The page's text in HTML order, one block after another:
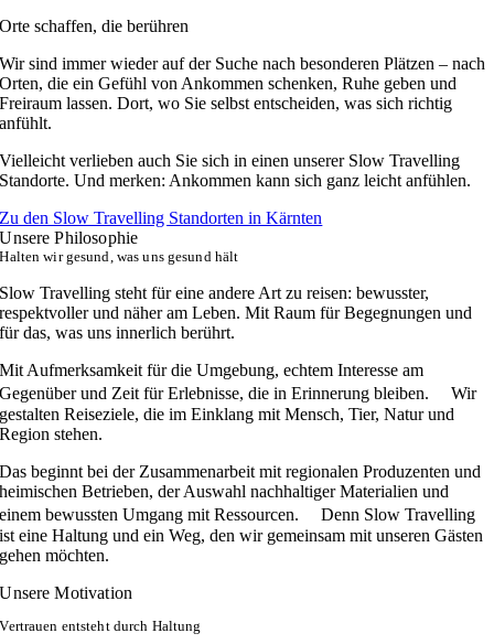
Orte schaffen, die berühren
Wir sind immer wieder auf der Suche nach besonderen Plätzen – nach
Orten, die ein Gefühl von Ankommen schenken, Ruhe geben und
Freiraum lassen. Dort, wo Sie selbst entscheiden, was sich richtig
anfühlt.
Vielleicht verlieben auch Sie sich in einen unserer Slow Travelling
Standorte. Und merken: Ankommen kann sich ganz leicht anfühlen.
Zu den Slow Travelling Standorten in Kärnten
Unsere Philosophie
Halten wir gesund, was uns gesund hält
Slow Travelling steht für eine andere Art zu reisen: bewusster,
respektvoller und näher am Leben. Mit Raum für Begegnungen und
für das, was uns innerlich berührt.
Mit Aufmerksamkeit für die Umgebung, echtem Interesse am
Gegenüber und Zeit für Erlebnisse, die in Erinnerung bleiben. Wir
gestalten Reiseziele, die im Einklang mit Mensch, Tier, Natur und
Region stehen.
Das beginnt bei der Zusammenarbeit mit regionalen Produzenten und
heimischen Betrieben, der Auswahl nachhaltiger Materialien und
einem bewussten Umgang mit Ressourcen. Denn Slow Travelling
ist eine Haltung und ein Weg, den wir gemeinsam mit unseren Gästen
gehen möchten.
Unsere Motivation
Vertrauen entsteht durch Haltung